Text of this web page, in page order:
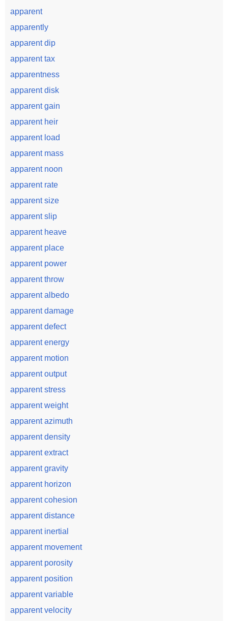
apparent
apparently
apparent dip
apparent tax
apparentness
apparent disk
apparent gain
apparent heir
apparent load
apparent mass
apparent noon
apparent rate
apparent size
apparent slip
apparent heave
apparent place
apparent power
apparent throw
apparent albedo
apparent damage
apparent defect
apparent energy
apparent motion
apparent output
apparent stress
apparent weight
apparent azimuth
apparent density
apparent extract
apparent gravity
apparent horizon
apparent cohesion
apparent distance
apparent inertial
apparent movement
apparent porosity
apparent position
apparent variable
apparent velocity